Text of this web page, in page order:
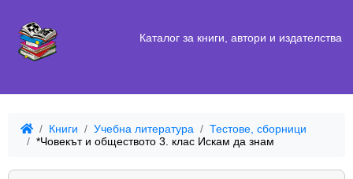
Каталог за книги, автори и издателства
Книги Учебна литература
Тестове, сборници
*Човекът и обществото 3. клас Искам да знам